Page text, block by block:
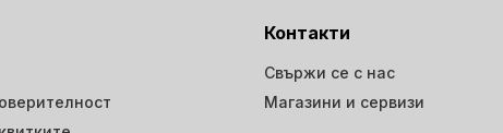
Контакти
Свържи се с нас
Магазини и сервизи